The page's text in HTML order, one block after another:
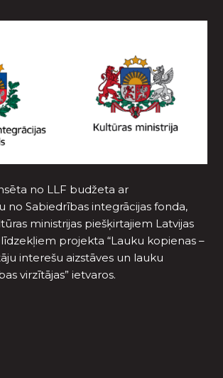
no LLF budžeta ar
no Sabiedrības integrācijas fonda,
ministrijas piešķirtajiem Latvijas
projekta “Lauku kopienas –
interešu aizstāves un lauku
virzītājas” ietvaros.